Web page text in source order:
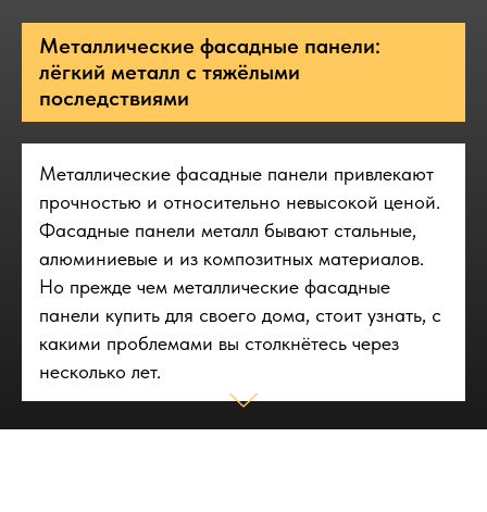
Металлические фасадные панели:
лёгкий металл с тяжёлыми
последствиями
Металлические фасадные панели привлекают
прочностью и относительно невысокой ценой.
Фасадные панели металл бывают стальные,
алюминиевые и из композитных материалов.
Но прежде чем металлические фасадные
панели купить для своего дома, стоит узнать, с
какими проблемами вы столкнётесь через
несколько лет.